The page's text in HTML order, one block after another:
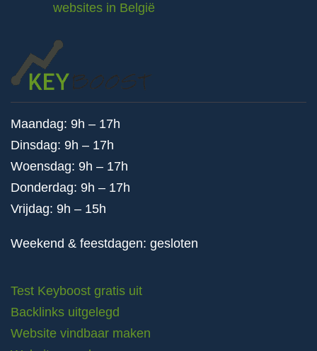
websites in België
Maandag: 9h – 17h
Dinsdag: 9h – 17h
Woensdag: 9h – 17h
Donderdag: 9h – 17h
Vrijdag: 9h – 15h
Weekend & feestdagen: gesloten
Test Keyboost gratis uit
Backlinks uitgelegd
Website vindbaar maken